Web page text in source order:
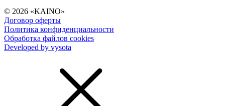
© 2026 «KAINO»
Договор оферты
Политика конфиденциальности
Обработка файлов cookies
Developed by vysota